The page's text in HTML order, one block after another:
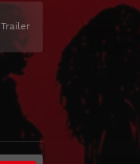
Trailer